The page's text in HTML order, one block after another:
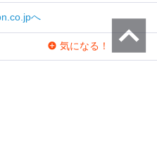
へ
気になる！